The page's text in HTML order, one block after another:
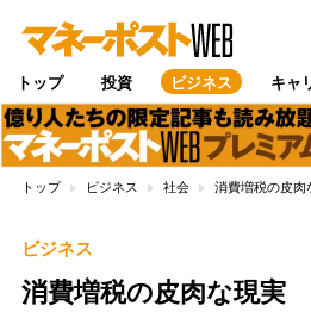
トップ 投資 ビジネス キャ
トップ ビジネス 社会 消費増税の皮
ビジネス
消費増税の皮肉な現実